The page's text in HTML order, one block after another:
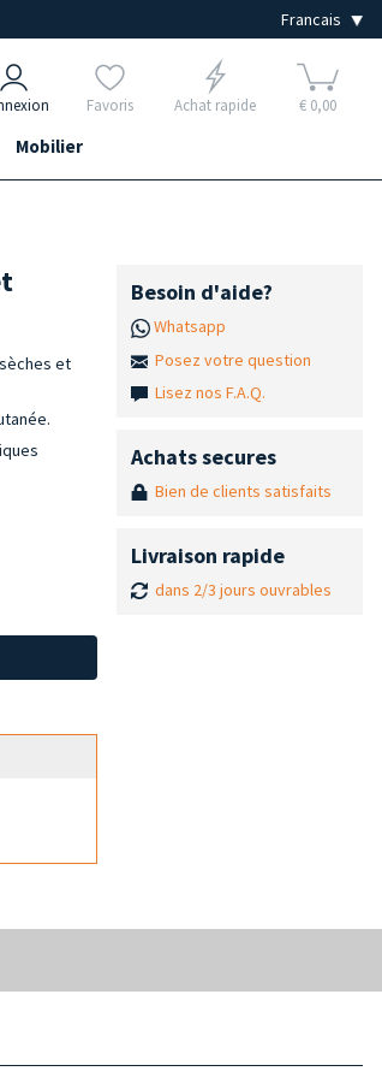
Favoris Achat rapide € 0,00
Mobilier
et
Besoin d'aide?
Whatsapp
Posez votre question
Lisez nos F.A.Q.
Achats secures
Bien de clients satisfaits
Livraison rapide
dans 2/3 jours ouvrables